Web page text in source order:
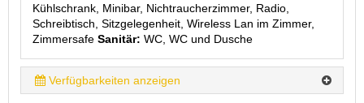
Kühlschrank, Minibar, Nichtraucherzimmer, Radio,
Schreibtisch, Sitzgelegenheit, Wireless Lan im Zimmer,
Zimmersafe Sanitär: WC, WC und Dusche
Verfügbarkeiten anzeigen